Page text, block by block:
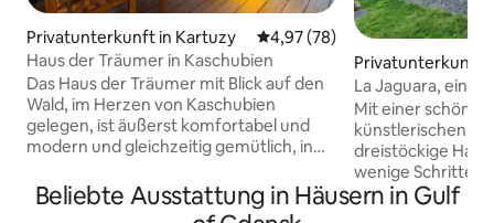
Privatunterkunft in Kartuzy Durchschnittliche Bewertung:
4,97 (78)
Haus der Träumer in Kaschubien
Das Haus der Träumer mit Blick auf den
Wald, im Herzen von Kaschubien
gelegen, ist äußerst komfortabel und
modern und gleichzeitig gemütlich, in
Stoffe Sie sich entspannen und erholen
lassen. Das Haus ist kinderfreundlich,
Privatunterkunft
La Jaguara, ein
Zentrum von
Mit einer
künstlerischen
dreistöckige
wenige Schritte
einem Park und
Beliebte Ausstattung in Häusern in Gulf